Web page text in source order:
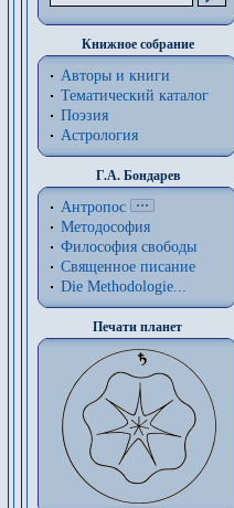
Книжное собрание
Авторы и книги
Тематический каталог
Поэзия
Астрология
Г.А. Бондарев
Антропос
Методософия
Философия cвободы
Священное писание
Die Methodologie...
Печати планет